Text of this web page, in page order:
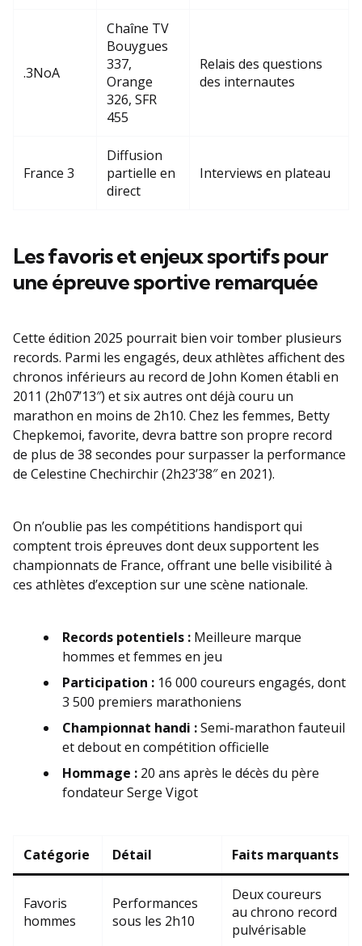
.3NoA
Chaîne TV
Bouygues
337,
Orange
326, SFR
455
Relais des questions
des internautes
France 3
Diffusion
partielle en
direct
Interviews en plateau
Les favoris et enjeux sportifs pour
une épreuve sportive remarquée
Cette édition 2025 pourrait bien voir tomber plusieurs
records. Parmi les engagés, deux athlètes affichent des
chronos inférieurs au record de John Komen établi en
2011 (2h07’13″) et six autres ont déjà couru un
marathon en moins de 2h10. Chez les femmes, Betty
Chepkemoi, favorite, devra battre son propre record
de plus de 38 secondes pour surpasser la performance
de Celestine Chechirchir (2h23’38″ en 2021).
On n’oublie pas les compétitions handisport qui
comptent trois épreuves dont deux supportent les
championnats de France, offrant une belle visibilité à
ces athlètes d’exception sur une scène nationale.
Records potentiels : Meilleure marque
hommes et femmes en jeu
Participation : 16 000 coureurs engagés, dont
3 500 premiers marathoniens
Championnat handi :Semi-marathon fauteuil
et debout en compétition officielle
Hommage : 20 ans après le décès du père
fondateur Serge Vigot
Catégorie Détail Faits marquants
Favoris
hommes
Performances
sous les 2h10
Deux coureurs
au chrono record
pulvérisable